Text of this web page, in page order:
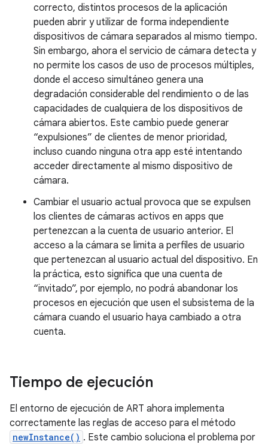
correcto, distintos procesos de la aplicación
pueden abrir y utilizar de forma independiente
dispositivos de cámara separados al mismo tiempo.
Sin embargo, ahora el servicio de cámara detecta y
no permite los casos de uso de procesos múltiples,
donde el acceso simultáneo genera una
degradación considerable del rendimiento o de las
capacidades de cualquiera de los dispositivos de
cámara abiertos. Este cambio puede generar
“expulsiones” de clientes de menor prioridad,
incluso cuando ninguna otra app esté intentando
acceder directamente al mismo dispositivo de
cámara.
Cambiar el usuario actual provoca que se expulsen
los clientes de cámaras activos en apps que
pertenezcan a la cuenta de usuario anterior. El
acceso a la cámara se limita a perfiles de usuario
que pertenezcan al usuario actual del dispositivo. En
la práctica, esto significa que una cuenta de
“invitado”, por ejemplo, no podrá abandonar los
procesos en ejecución que usen el subsistema de la
cámara cuando el usuario haya cambiado a otra
cuenta.
Tiempo de ejecución
El entorno de ejecución de ART ahora implementa
correctamente las reglas de acceso para el método
newInstance() . Este cambio soluciona el problema por